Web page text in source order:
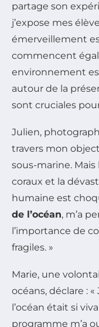
partage son
j’expose mes
émerveillement
commencent
environnement
autour de la
sont cruciales
Julien,
travers mon
sous-marine.
coraux et la
humaine est
de l’océan, m’a
l’importance de
fragiles. »
Marie, une
océans, déclare :
l’océan était si
programme m’a